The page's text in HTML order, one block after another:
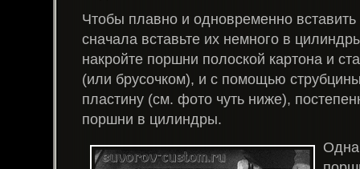
Чтобы плавно и одновременно
сначала вставьте их немного в
накройте поршни полоской картона и
(или брусочком), и с помощью
пластину (cм. фото чуть ниже),
поршни в цилиндры.